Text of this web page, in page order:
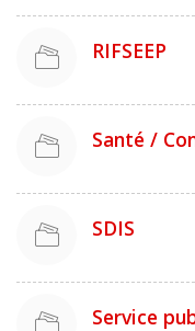
RIFSEEP
Santé /
SDIS
Service